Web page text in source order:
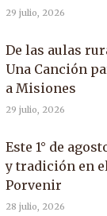
29 julio, 2026
De las aulas
Una Canción
a Misiones
29 julio, 2026
Este 1° de
y tradición en
Porvenir
28 julio, 2026